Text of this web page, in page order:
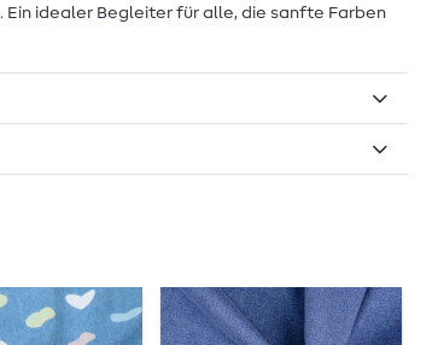
idealer Begleiter für alle, die sanfte Farben